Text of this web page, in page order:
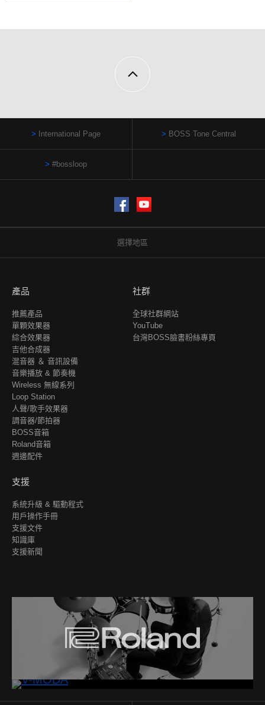
International Page BOSS Tone Central
#bossloop
Facebook
選擇地區
產品
推薦產品
單顆效果器
綜合效果器
吉他合成器
混音器 ＆ 音訊設備
音樂播放 & 節奏機
Wireless 無線系列
Loop Station
人聲/歌手效果器
調音器/節拍器
BOSS音箱
Roland音箱
週邊配件
社群
全球社群網站
YouTube
台灣BOSS臉書粉絲專頁
支援
系統升級 & 驅動程式
用戶操作手冊
支援文件
知識庫
支援新聞